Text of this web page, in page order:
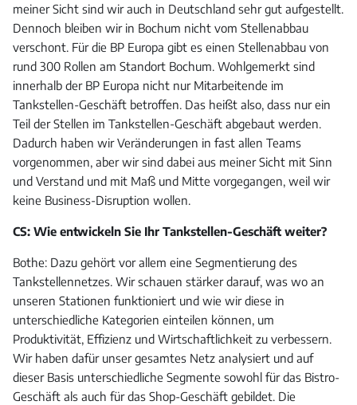
meiner Sicht sind wir auch in Deutschland sehr gut aufgestellt.
Dennoch bleiben wir in Bochum nicht vom Stellenabbau
verschont. Für die BP Europa gibt es einen Stellenabbau von
rund 300 Rollen am Standort Bochum. Wohlgemerkt sind
innerhalb der BP Europa nicht nur Mitarbeitende im
Tankstellen-Geschäft betroffen. Das heißt also, dass nur ein
Teil der Stellen im Tankstellen-Geschäft abgebaut werden.
Dadurch haben wir Veränderungen in fast allen Teams
vorgenommen, aber wir sind dabei aus meiner Sicht mit Sinn
und Verstand und mit Maß und Mitte vorgegangen, weil wir
keine Business-Disruption wollen.
CS: Wie entwickeln Sie Ihr Tankstellen-Geschäft weiter?
Bothe: Dazu gehört vor allem eine Segmentierung des
Tankstellennetzes. Wir schauen stärker darauf, was wo an
unseren Stationen funktioniert und wie wir diese in
unterschiedliche Kategorien einteilen können, um
Produktivität, Effizienz und Wirtschaftlichkeit zu verbessern.
Wir haben dafür unser gesamtes Netz analysiert und auf
dieser Basis unterschiedliche Segmente sowohl für das Bistro-
Geschäft als auch für das Shop-Geschäft gebildet. Die